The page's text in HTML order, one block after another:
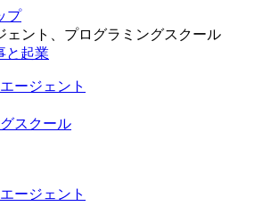
プ
ェント、プログラミングスクール
と起業
ージェント
スクール
ージェント